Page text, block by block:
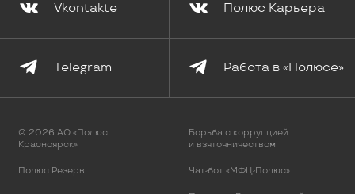
Vkontakte Полюс Карьера
Telegram Работа в «Полюсе»
© 2026 АО «Полюс
Красноярск»
Борьба с коррупцией
и взяточничеством
Полюс Резерв Чат-бот «МФЦ-Полюс»